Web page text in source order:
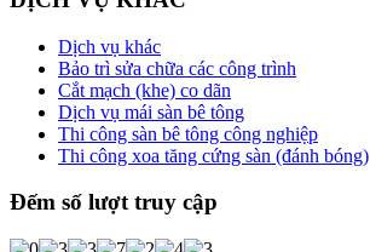
Dịch vụ khác
Bảo trì sửa chữa các công trình
Cắt mạch (khe) co dãn
Dịch vụ mái sàn bê tông
Thi công sàn bê tông công nghiệp
Thi công xoa tăng cứng sàn (đánh bóng)
Đếm số lượt truy cập